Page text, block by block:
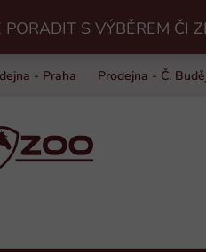
PORADIT S VÝBĚREM ČI
- Praha Prodejna - Č.